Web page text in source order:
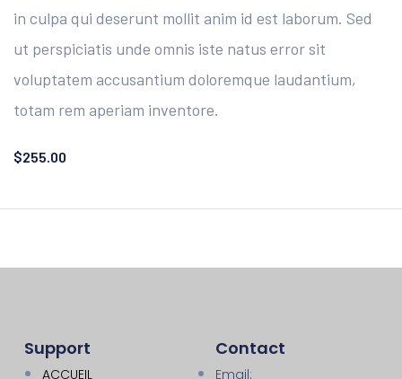
in culpa qui deserunt mollit anim id est laborum. Sed
ut perspiciatis unde omnis iste natus error sit
voluptatem accusantium doloremque laudantium,
totam rem aperiam inventore.
$255.00
Support
ACCUEIL
Contact
Email: